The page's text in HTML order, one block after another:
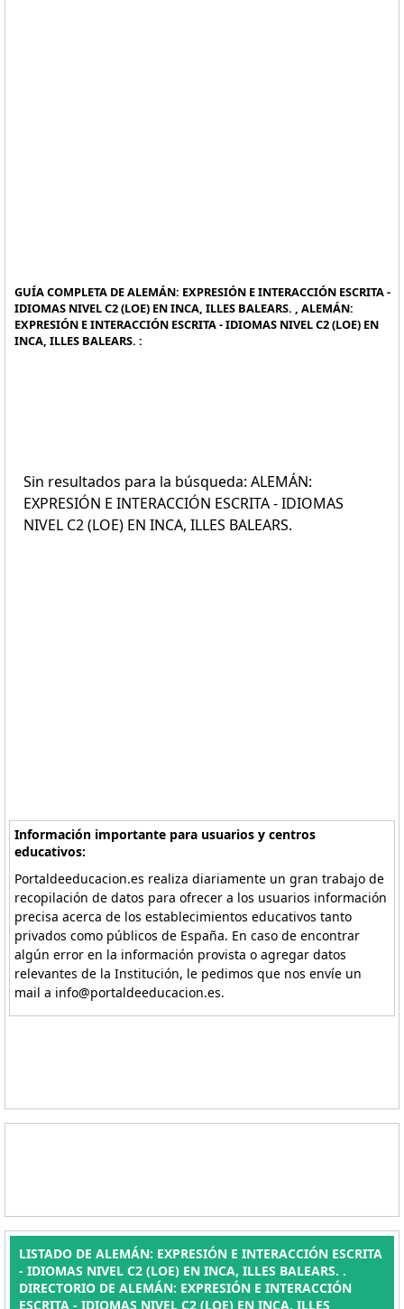
GUÍA COMPLETA DE ALEMÁN: EXPRESIÓN E INTERACCIÓN ESCRITA -
IDIOMAS NIVEL C2 (LOE) EN INCA, ILLES BALEARS. , ALEMÁN:
EXPRESIÓN E INTERACCIÓN ESCRITA - IDIOMAS NIVEL C2 (LOE) EN
INCA, ILLES BALEARS. :
Sin resultados para la búsqueda: ALEMÁN:
EXPRESIÓN E INTERACCIÓN ESCRITA - IDIOMAS
NIVEL C2 (LOE) EN INCA, ILLES BALEARS.
Información importante para usuarios y centros
educativos:
Portaldeeducacion.es realiza diariamente un gran trabajo de
recopilación de datos para ofrecer a los usuarios información
precisa acerca de los establecimientos educativos tanto
privados como públicos de España. En caso de encontrar
algún error en la información provista o agregar datos
relevantes de la Institución, le pedimos que nos envíe un
mail a info@portaldeeducacion.es.
LISTADO DE ALEMÁN: EXPRESIÓN E INTERACCIÓN ESCRITA
- IDIOMAS NIVEL C2 (LOE) EN INCA, ILLES BALEARS. .
DIRECTORIO DE ALEMÁN: EXPRESIÓN E INTERACCIÓN
ESCRITA - IDIOMAS NIVEL C2 (LOE) EN INCA, ILLES